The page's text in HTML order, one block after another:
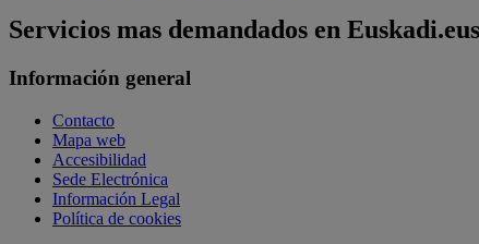
Servicios mas demandados en Euskadi.eus
Información general
Contacto
Mapa web
Accesibilidad
Sede Electrónica
Información Legal
Política de cookies